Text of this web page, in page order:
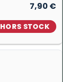
7,90 €
HORS STOCK